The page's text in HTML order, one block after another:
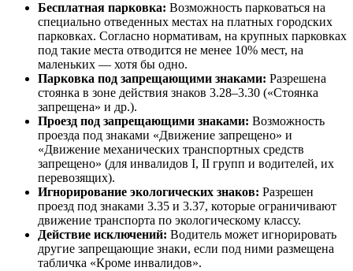
Бесплатная парковка: Возможность парковаться на
специально отведенных местах на платных городских
парковках. Согласно нормативам, на крупных парковках
под такие места отводится не менее 10% мест, на
маленьких — хотя бы одно.
Парковка под запрещающими знаками: Разрешена
стоянка в зоне действия знаков 3.28–3.30 («Стоянка
запрещена» и др.).
Проезд под запрещающими знаками: Возможность
проезда под знаками «Движение запрещено» и
«Движение механических транспортных средств
запрещено» (для инвалидов I, II групп и водителей, их
перевозящих).
Игнорирование экологических знаков: Разрешен
проезд под знаками 3.35 и 3.37, которые ограничивают
движение транспорта по экологическому классу.
Действие исключений: Водитель может игнорировать
другие запрещающие знаки, если под ними размещена
табличка «Кроме инвалидов».